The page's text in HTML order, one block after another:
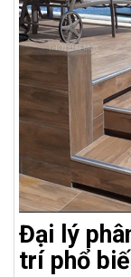
Đại lý
trí phổ